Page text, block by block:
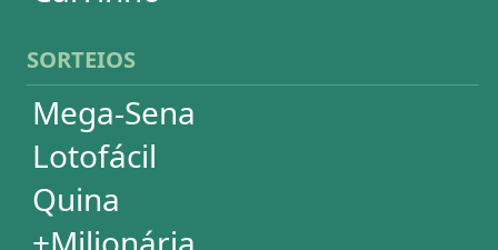
Lotogol
Powerball
Mega Millions
Euromillions
ESTATÍSTICAS